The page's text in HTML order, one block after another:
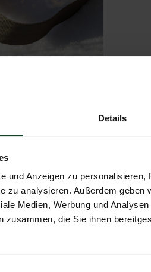
Details
und Anzeigen zu
zu analysieren. Außerdem
Medien, Werbung und
zusammen, die Sie ihnen